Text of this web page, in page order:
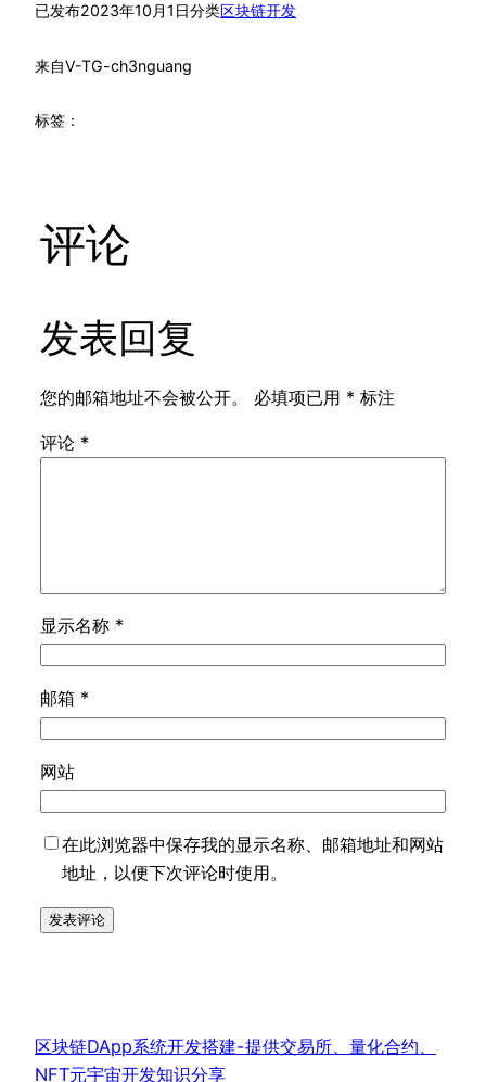
已发布2023年10月1日分类区块链开发
来自V-TG-ch3nguang
标签：
评论
发表回复
您的邮箱地址不会被公开。 必填项已用 * 标注
评论 *
显示名称 *
邮箱 *
网站
在此浏览器中保存我的显示名称、邮箱地址和网站
地址，以便下次评论时使用。
区块链DApp系统开发搭建-提供交易所、量化合约、
NFT元宇宙开发知识分享